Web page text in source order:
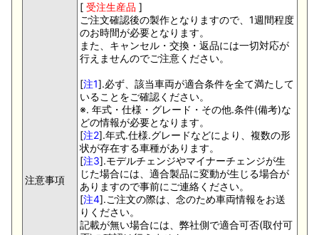
注意事項
[ 受注生産品 ]
ご注文確認後の製作となりますので、1週間程度
のお時間が必要となります。
また、キャンセル・交換・返品には一切対応が
行えませんのでご注意ください。
[注1].必ず、該当車両が適合条件を全て満たして
いることをご確認ください。
※. 年式・仕様・グレード・その他.条件(備考)な
どの情報が必要となります。
[注2].年式.仕様.グレードなどにより、複数の形
状が存在する車種があります。
[注3].モデルチェンジやマイナーチェンジが生
じた場合には、適合製品に変動が生じる場合が
ありますので事前にご連絡ください。
[注4].ご注文の際は、念のため車両情報をお送
りください。
記載が無い場合には、弊社側で適合可否(取付可